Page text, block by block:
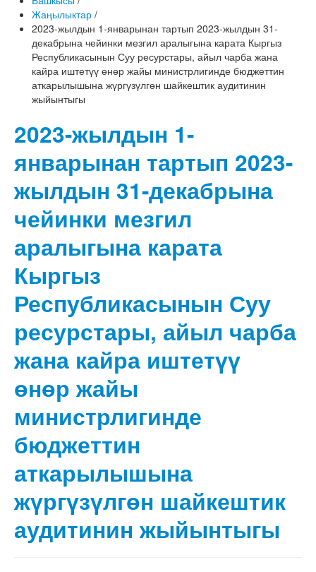
Жаңылыктар /
2023-жылдын 1-январынан тартып 2023-жылдын 31-
декабрына чейинки мезгил аралыгына карата Кыргыз
Республикасынын Суу ресурстары, айыл чарба жана
кайра иштетүү өнөр жайы министрлигинде бюджеттин
аткарылышына жүргүзүлгөн шайкештик аудитинин
жыйынтыгы
2023-жылдын 1-
январынан тартып 2023-
жылдын 31-декабрына
чейинки мезгил
аралыгына карата
Кыргыз
Республикасынын Суу
ресурстары, айыл чарба
жана кайра иштетүү
өнөр жайы
министрлигинде
бюджеттин
аткарылышына
жүргүзүлгөн шайкештик
аудитинин жыйынтыгы